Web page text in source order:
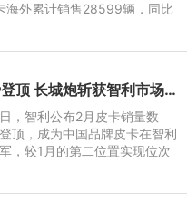
海外累计销售28599辆，同比
长城皮卡海外销售5500辆。
中国皮卡品牌强势登顶 长城炮斩获智利市场2月销量冠军
，智利公布2月皮卡销量数
顶，成为中国品牌皮卡在智利
，较1月的第二位置实现位次
可度的双重跃升。此外，风骏